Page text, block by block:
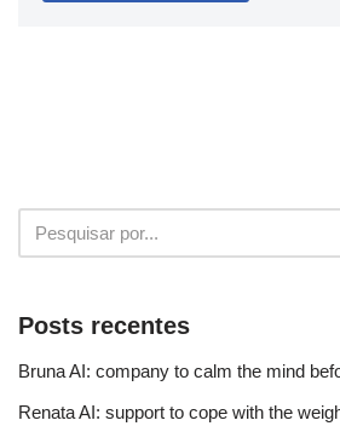
Posts recentes
Bruna AI: company to calm the mind
Renata AI: support to cope with the